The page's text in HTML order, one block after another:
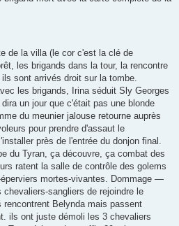
de la villa (le cor c'est la clé de
les brigands dans la tour, la rencontre
sont arrivés droit sur la tombe.
les brigands, Irina séduit Sly Georges
un jour que c'était pas une blonde
du meunier jalouse retourne auprès
pour prendre d'assaut le
près de l'entrée du donjon final.
du Tyran, ça découvre, ça combat des
ratent la salle de contrôle des golems
mortes-vivantes. Dommage —
sangliers de rejoindre le
Belynda mais passent
ils ont juste démoli les 3 chevaliers